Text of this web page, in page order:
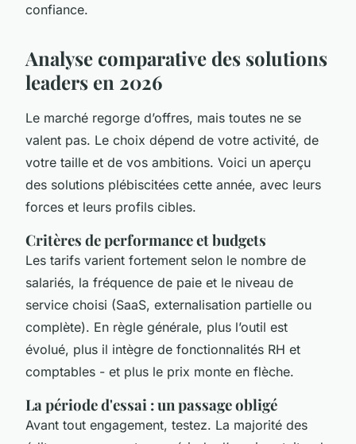
confiance.
Analyse comparative des solutions
leaders en 2026
Le marché regorge d’offres, mais toutes ne se
valent pas. Le choix dépend de votre activité, de
votre taille et de vos ambitions. Voici un aperçu
des solutions plébiscitées cette année, avec leurs
forces et leurs profils cibles.
Critères de performance et budgets
Les tarifs varient fortement selon le nombre de
salariés, la fréquence de paie et le niveau de
service choisi (SaaS, externalisation partielle ou
complète). En règle générale, plus l’outil est
évolué, plus il intègre de fonctionnalités RH et
comptables - et plus le prix monte en flèche.
La période d'essai : un passage obligé
Avant tout engagement, testez. La majorité des